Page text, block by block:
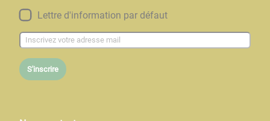
Lettre d'information par défaut
S'inscrire